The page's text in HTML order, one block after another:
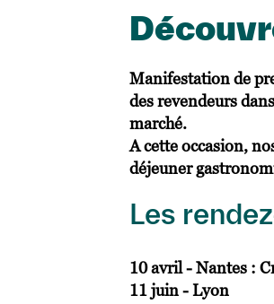
Manifestation de
des revendeurs
marché.
A cette occasion,
déjeuner
Les
10 avril - Nantes :
11 juin - Lyon